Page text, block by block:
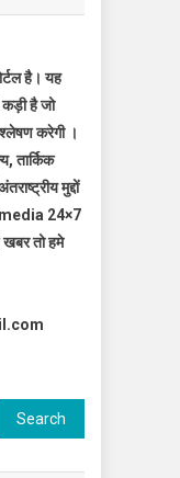
है। यह
कड़ी है जो
करेगी ।
तार्किक
मुद्दों
24×7
खबर तो हमे
Search